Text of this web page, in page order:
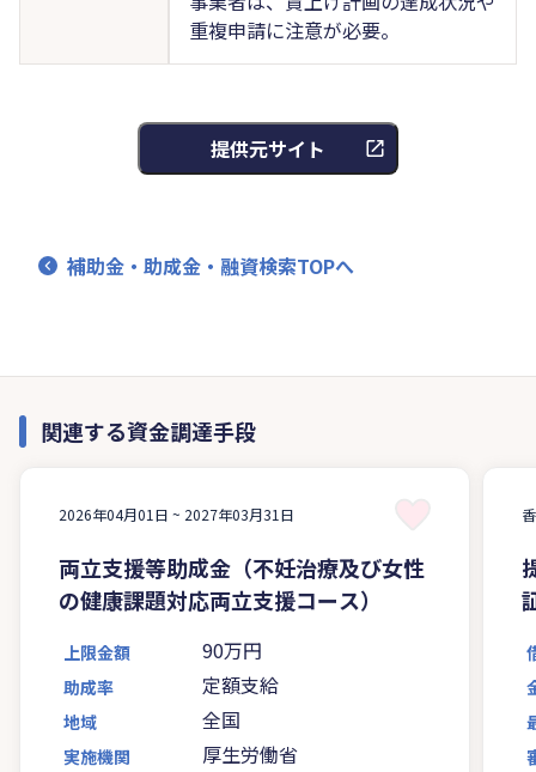
重複申請に注意が必要。
提供元サイト
補助金・助成金・融資検索TOPへ
関連する資金調達手段
2026年04月01日 ~ 2027年03月31日
両立支援等助成金（不妊治療及び女性
の健康課題対応両立支援コース）
上限金額 90万円
助成率 定額支給
地域 全国
実施機関 厚生労働省